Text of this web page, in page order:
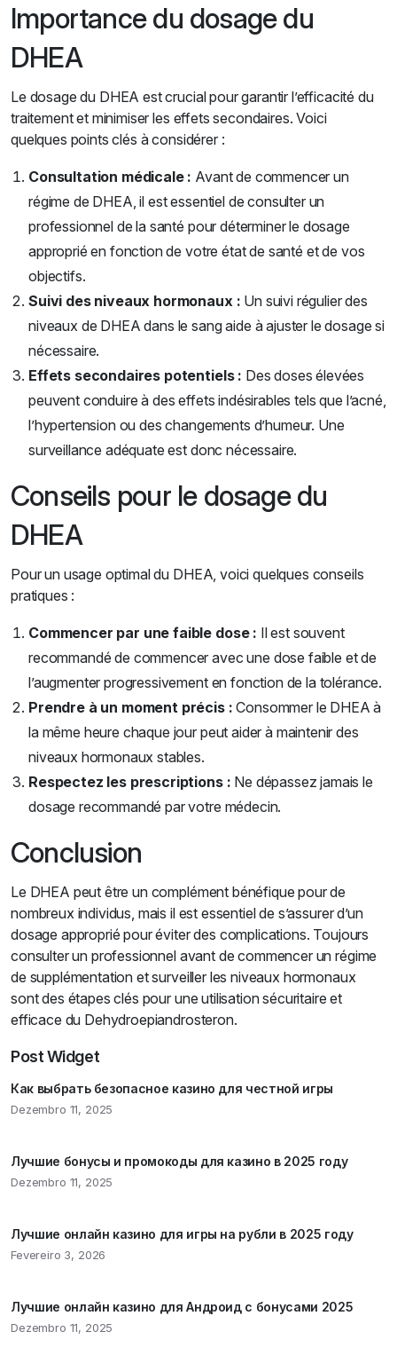
Importance du dosage du
DHEA
Le dosage du DHEA est crucial pour garantir l’efficacité du
traitement et minimiser les effets secondaires. Voici
quelques points clés à considérer :
Consultation médicale : Avant de commencer un
régime de DHEA, il est essentiel de consulter un
professionnel de la santé pour déterminer le dosage
approprié en fonction de votre état de santé et de vos
objectifs.
Suivi des niveaux hormonaux : Un suivi régulier des
niveaux de DHEA dans le sang aide à ajuster le dosage si
nécessaire.
Effets secondaires potentiels : Des doses élevées
peuvent conduire à des effets indésirables tels que l’acné,
l’hypertension ou des changements d’humeur. Une
surveillance adéquate est donc nécessaire.
Conseils pour le dosage du
DHEA
Pour un usage optimal du DHEA, voici quelques conseils
pratiques :
Commencer par une faible dose : Il est souvent
recommandé de commencer avec une dose faible et de
l’augmenter progressivement en fonction de la tolérance.
Prendre à un moment précis : Consommer le DHEA à
la même heure chaque jour peut aider à maintenir des
niveaux hormonaux stables.
Respectez les prescriptions : Ne dépassez jamais le
dosage recommandé par votre médecin.
Conclusion
Le DHEA peut être un complément bénéfique pour de
nombreux individus, mais il est essentiel de s’assurer d’un
dosage approprié pour éviter des complications. Toujours
consulter un professionnel avant de commencer un régime
de supplémentation et surveiller les niveaux hormonaux
sont des étapes clés pour une utilisation sécuritaire et
efficace du Dehydroepiandrosteron.
Post Widget
Как выбрать безопасное казино для честной игры
Dezembro 11, 2025
Лучшие бонусы и промокоды для казино в 2025 году
Dezembro 11, 2025
Лучшие онлайн казино для игры на рубли в 2025 году
Fevereiro 3, 2026
Лучшие онлайн казино для Андроид с бонусами 2025
Dezembro 11, 2025